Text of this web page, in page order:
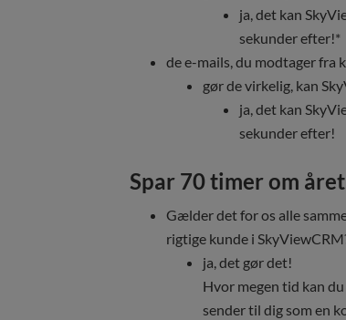
ja, det kan
sekunder efter!*
de e-mails, du modtager fra
gør de virkelig, kan
ja, det kan
sekunder efter!
Spar 70 timer om
Gælder det for os alle
rigtige kunde i
ja, det gør det!
Hvor megen tid kan
sender til dig som en